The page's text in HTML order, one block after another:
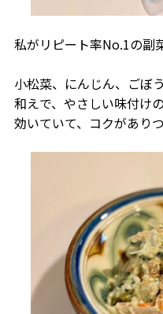
私がリピート率No.1の副
小松菜、にんじん、ごぼ
和えで、やさしい味付け
効いていて、コクがあり